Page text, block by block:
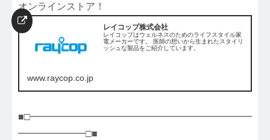
オンラインストア！
レイコップ株式会社
レイコップはウェルネスのためのライフスタイル家
電メーカーです。 医師の想いから生まれたスタイリ
ッシュな製品をご紹介しています。
www.raycop.co.jp
■□━━━━━━━━━━━━━━━━━━━━━━━
━━━━━━━□■